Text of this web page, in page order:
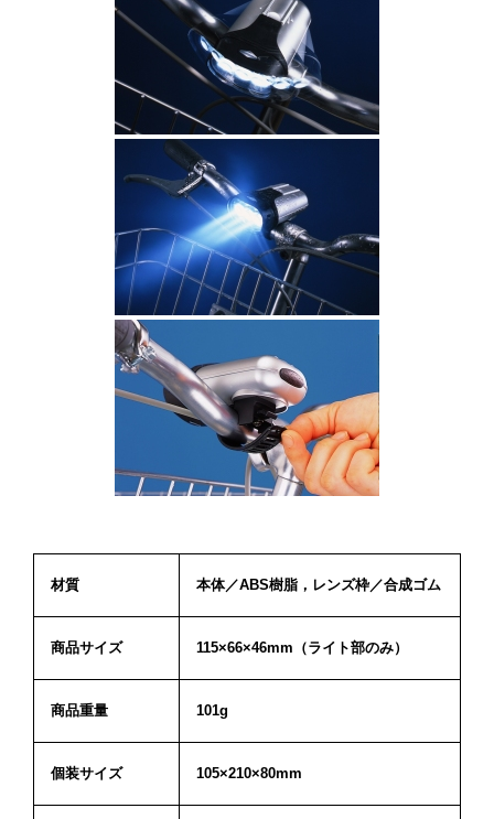
材質 本体／ABS樹脂，レンズ枠／合成ゴム
商品サイズ 115×66×46mm（ライト部のみ）
商品重量 101g
個装サイズ 105×210×80mm